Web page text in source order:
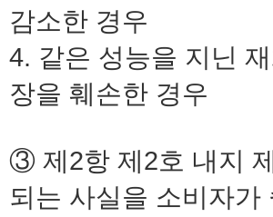
감소한 경우
4. 같은 성능을 지닌
장을 훼손한 경우
③ 제2항 제2호 내지
되는 사실을 소비자